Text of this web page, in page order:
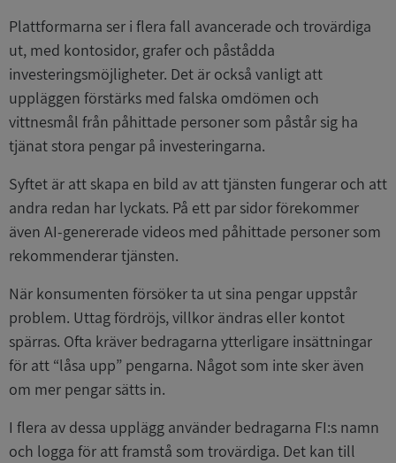
Plattformarna ser i flera fall avancerade och trovärdiga
ut, med kontosidor, grafer och påstådda
investeringsmöjligheter. Det är också vanligt att
uppläggen förstärks med falska omdömen och
vittnesmål från påhittade personer som påstår sig ha
tjänat stora pengar på investeringarna.
Syftet är att skapa en bild av att tjänsten fungerar och att
andra redan har lyckats. På ett par sidor förekommer
även AI-genererade videos med påhittade personer som
rekommenderar tjänsten.
När konsumenten försöker ta ut sina pengar uppstår
problem. Uttag fördröjs, villkor ändras eller kontot
spärras. Ofta kräver bedragarna ytterligare insättningar
för att “låsa upp” pengarna. Något som inte sker även
om mer pengar sätts in.
I flera av dessa upplägg använder bedragarna FI:s namn
och logga för att framstå som trovärdiga. Det kan till